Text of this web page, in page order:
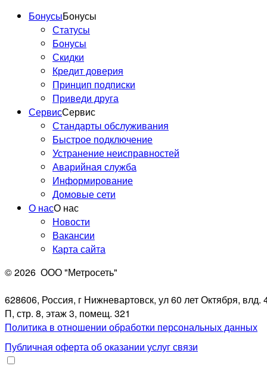
Цифровые советы
Метрофана — выпуск №38
У нас новый роутер SNR
БонусыБонусы
Статусы
Бонусы
Скидки
Кредит доверия
Принцип подписки
Приведи друга
СервисСервис
Стандарты обслуживания
Быстрое подключение
Устранение неисправностей
Аварийная служба
Информирование
Домовые сети
О насО нас
Новости
Вакансии
Карта сайта
© 2026 ООО "Метросеть"
628606, Россия, г Нижневартовск, ул 60 лет Октября, влд.
П, стр. 8, этаж 3, помещ. 321
Политика в отношении обработки персональных данных
Публичная оферта об оказании услуг связи